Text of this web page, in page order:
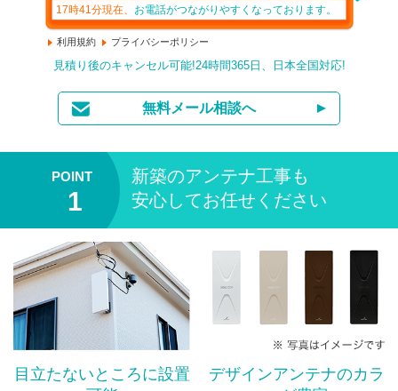
17時41分現在、 お電話がつながりやすくなっております。
利用規約 プライバシーポリシー
見積り後のキャンセル可能!24時間365日、日本全国対応!
無料メール相談へ
新築のアンテナ工事も
安心してお任せください
目立たないところに設置
デザインアンテナのカラ